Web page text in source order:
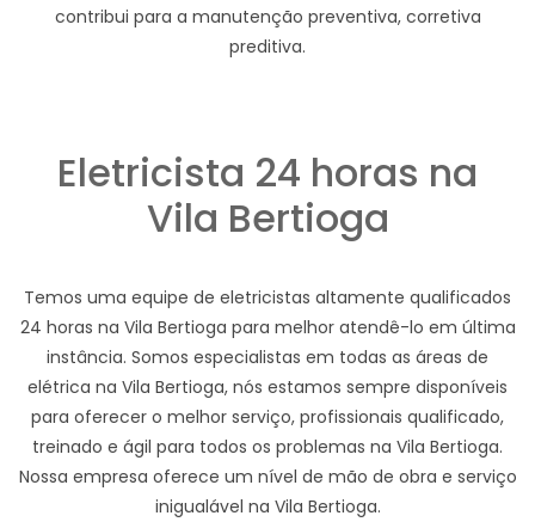
contribui para a manutenção preventiva, corretiva
preditiva.
Eletricista 24 horas na
Vila Bertioga
Temos uma equipe de eletricistas altamente qualificados
24 horas na Vila Bertioga para melhor atendê-lo em última
instância. Somos especialistas em todas as áreas de
elétrica na Vila Bertioga, nós estamos sempre disponíveis
para oferecer o melhor serviço, profissionais qualificado,
treinado e ágil para todos os problemas na Vila Bertioga.
Nossa empresa oferece um nível de mão de obra e serviço
inigualável na Vila Bertioga.